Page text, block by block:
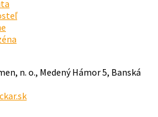
n. o., Medený Hámor 5, Banská